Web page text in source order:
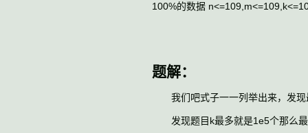
100%的数据
题解：
我们吧式子一一列举出来，发现
发现题目k最多就是1e5个那么最